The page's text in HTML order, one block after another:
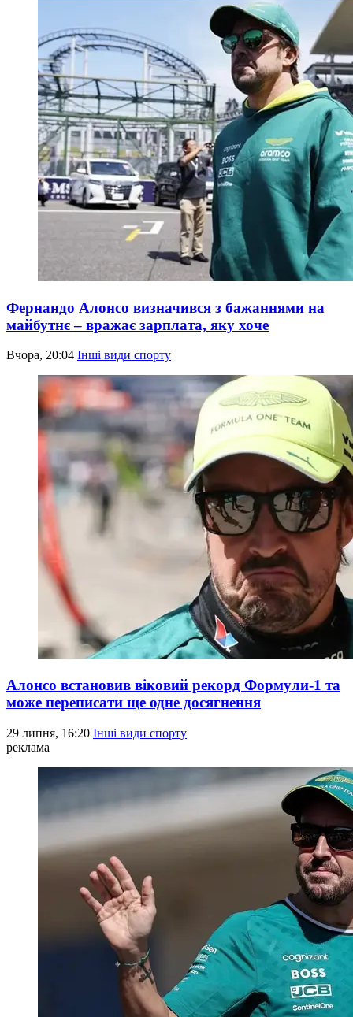
Фернандо Алонсо визначився з бажаннями на
майбутнє – вражає зарплата, яку хоче
Вчора, 20:04 Інші види спорту
Алонсо встановив віковий рекорд Формули-1 та
може переписати ще одне досягнення
29 липня, 16:20 Інші види спорту
реклама